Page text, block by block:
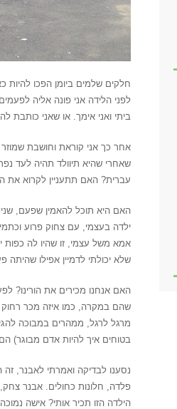
חלקים שלמים ביומן הפכו להיות
לפני הלידה אני פונה אליה
ביתי ואני אימך. או שאני כותבת
אחר כך אני קוראת וחושבת
שאחרי שהיא תיוולד תהיה לעד
עברית? האם תתעניין לקרוא את
האם היא תוכל להאמין שפעם,
ילדה בעצמי, עם צחוק פרוע
אמא משל עצמי, זו שהיו לה כפות
שלא יכולתי לדמיין אפילו
האם אנחנו מכירים את הורינו?
שהם במקרה, כמו איזה מכר רחוק
מרגל לרגל, ממהרים במבוכה
בטוחים איך להיות אדם מבוגר)
נסענו לבדיקה ואמרתי לאבנר,
פלדה, חלונות כחולים. אבנר
הילדה הזו תכיר אותי? אישה